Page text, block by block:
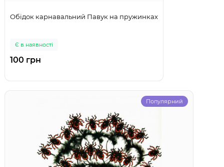
Обідок карнавальний Павук на пружинках
Є в наявності
100 грн
Популярний